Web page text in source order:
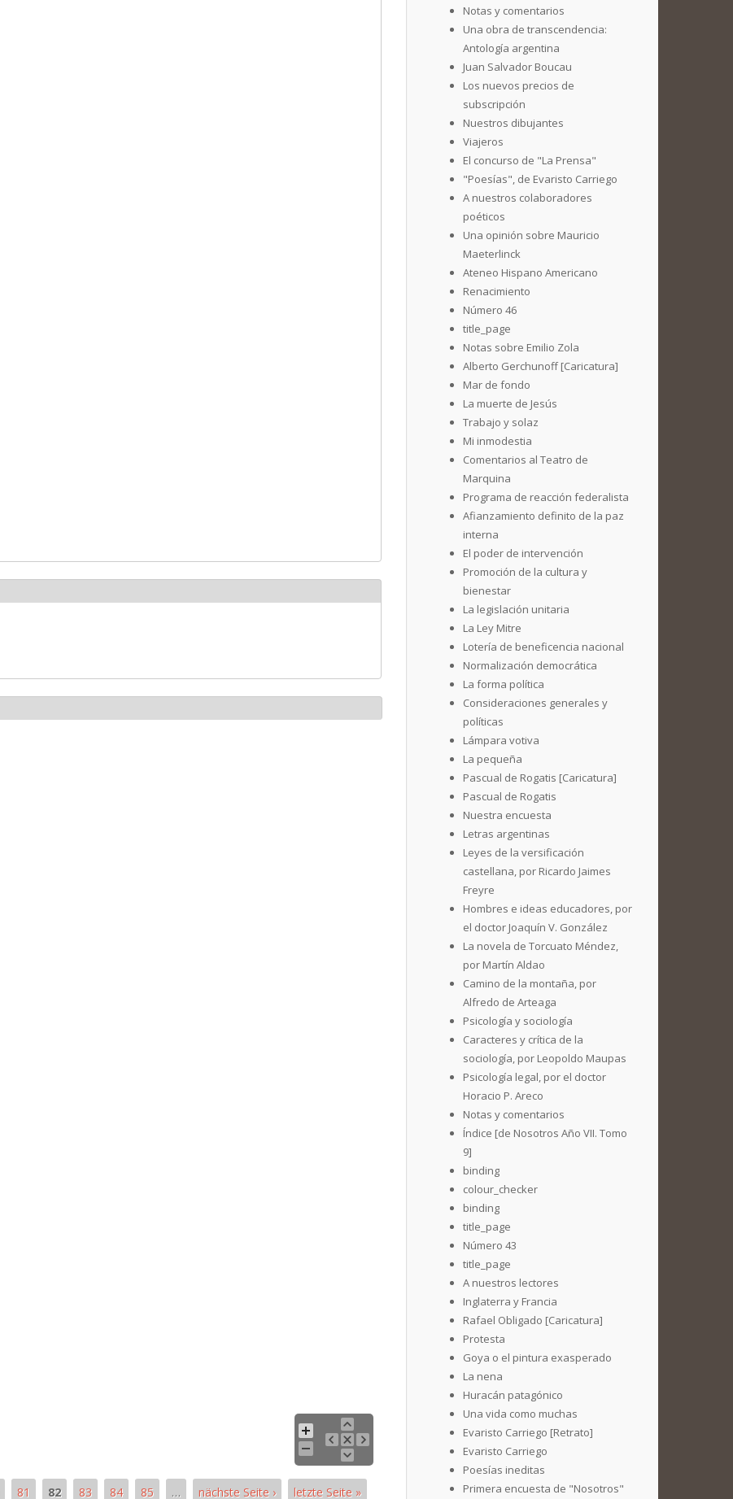
81 82 83 84 85 … nächste Seite › letzte Seite »
Notas y comentarios
Una obra de transcendencia:
Antología argentina
Juan Salvador Boucau
Los nuevos precios de
subscripción
Nuestros dibujantes
Viajeros
El concurso de "La Prensa"
"Poesías", de Evaristo Carriego
A nuestros colaboradores
poéticos
Una opinión sobre Mauricio
Maeterlinck
Ateneo Hispano Americano
Renacimiento
Número 46
title_page
Notas sobre Emilio Zola
Alberto Gerchunoff [Caricatura]
Mar de fondo
La muerte de Jesús
Trabajo y solaz
Mi inmodestia
Comentarios al Teatro de
Marquina
Programa de reacción federalista
Afianzamiento definito de la paz
interna
El poder de intervención
Promoción de la cultura y
bienestar
La legislación unitaria
La Ley Mitre
Lotería de beneficencia nacional
Normalización democrática
La forma política
Consideraciones generales y
políticas
Lámpara votiva
La pequeña
Pascual de Rogatis [Caricatura]
Pascual de Rogatis
Nuestra encuesta
Letras argentinas
Leyes de la versificación
castellana, por Ricardo Jaimes
Freyre
Hombres e ideas educadores, por
el doctor Joaquín V. González
La novela de Torcuato Méndez,
por Martín Aldao
Camino de la montaña, por
Alfredo de Arteaga
Psicología y sociología
Caracteres y crítica de la
sociología, por Leopoldo Maupas
Psicología legal, por el doctor
Horacio P. Areco
Notas y comentarios
Índice [de Nosotros Año VII. Tomo
9]
binding
colour_checker
binding
title_page
Número 43
title_page
A nuestros lectores
Inglaterra y Francia
Rafael Obligado [Caricatura]
Protesta
Goya o el pintura exasperado
La nena
Huracán patagónico
Una vida como muchas
Evaristo Carriego [Retrato]
Evaristo Carriego
Poesías ineditas
Primera encuesta de "Nosotros"